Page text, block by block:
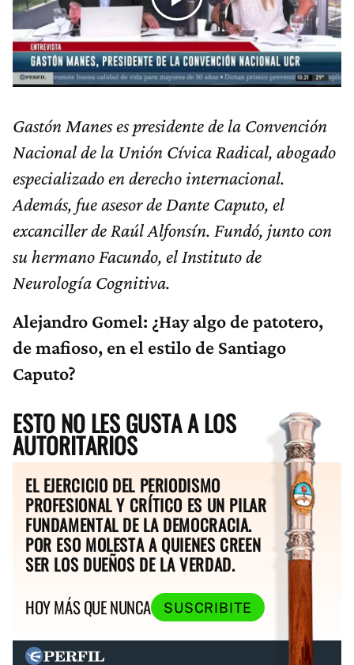
Gastón Manes es presidente de la Convención
Nacional de la Unión Cívica Radical, abogado
especializado en derecho internacional.
Además, fue asesor de Dante Caputo, el
excanciller de Raúl Alfonsín. Fundó, junto con
su hermano Facundo, el Instituto de
Neurología Cognitiva.
Alejandro Gomel: ¿Hay algo de patotero,
de mafioso, en el estilo de Santiago
Caputo?
ESTO NO LES GUSTA A LOS
AUTORITARIOS
EL EJERCICIO DEL PERIODISMO
PROFESIONAL Y CRÍTICO ES UN PILAR
FUNDAMENTAL DE LA DEMOCRACIA.
POR ESO MOLESTA A QUIENES CREEN
SER LOS DUEÑOS DE LA VERDAD.
HOY MÁS QUE NUNCA
SUSCRIBITE